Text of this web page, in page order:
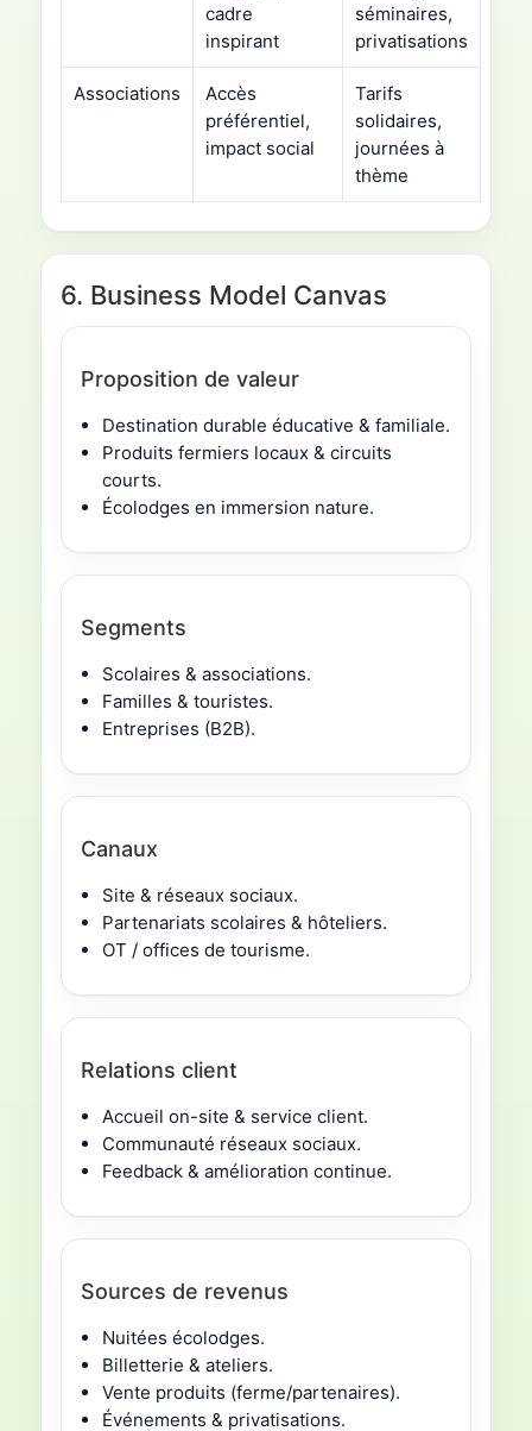
cadre
inspirant
séminaires,
privatisations
Associations
Accès
préférentiel,
impact social
Tarifs
solidaires,
journées à
thème
6. Business Model Canvas
Proposition de valeur
Destination durable éducative & familiale.
Produits fermiers locaux & circuits
courts.
Écolodges en immersion nature.
Segments
Scolaires & associations.
Familles & touristes.
Entreprises (B2B).
Canaux
Site & réseaux sociaux.
Partenariats scolaires & hôteliers.
OT / offices de tourisme.
Relations client
Accueil on-site & service client.
Communauté réseaux sociaux.
Feedback & amélioration continue.
Sources de revenus
Nuitées écolodges.
Billetterie & ateliers.
Vente produits (ferme/partenaires).
Événements & privatisations.